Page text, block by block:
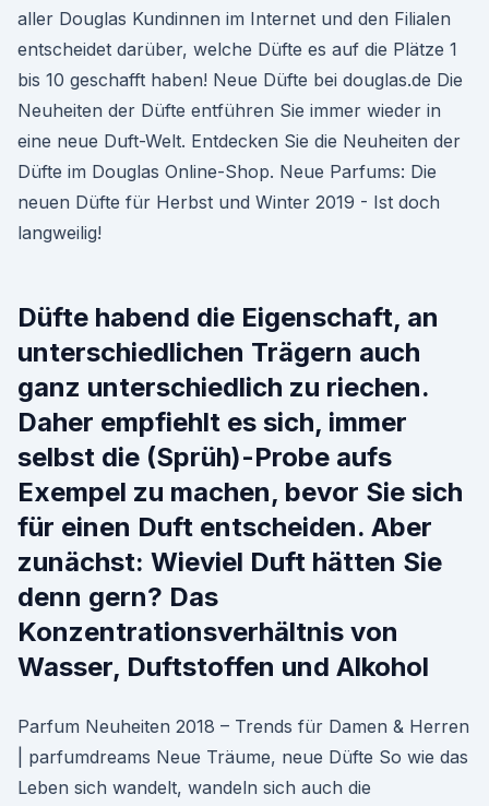
aller Douglas Kundinnen im Internet und den Filialen
entscheidet darüber, welche Düfte es auf die Plätze 1
bis 10 geschafft haben! Neue Düfte bei douglas.de Die
Neuheiten der Düfte entführen Sie immer wieder in
eine neue Duft-Welt. Entdecken Sie die Neuheiten der
Düfte im Douglas Online-Shop. Neue Parfums: Die
neuen Düfte für Herbst und Winter 2019 - Ist doch
langweilig!
Düfte habend die Eigenschaft, an
unterschiedlichen Trägern auch
ganz unterschiedlich zu riechen.
Daher empfiehlt es sich, immer
selbst die (Sprüh)-Probe aufs
Exempel zu machen, bevor Sie sich
für einen Duft entscheiden. Aber
zunächst: Wieviel Duft hätten Sie
denn gern? Das
Konzentrationsverhältnis von
Wasser, Duftstoffen und Alkohol
Parfum Neuheiten 2018 – Trends für Damen & Herren
| parfumdreams Neue Träume, neue Düfte So wie das
Leben sich wandelt, wandeln sich auch die